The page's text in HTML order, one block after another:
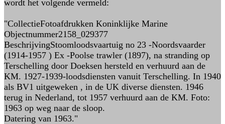
wordt het volgende vermeld:
"CollectieFotoafdrukken Koninklijke Marine
Objectnummer2158_029377
BeschrijvingStoomloodsvaartuig no 23 -Noordsvaarder
(1914-1957 ) Ex -Poolse trawler (1897), na stranding op
Terschelling door Doeksen hersteld en verhuurd aan de
KM. 1927-1939-loodsdiensten vanuit Terschelling. In 1940
als BV1 uitgeweken , in de UK diverse diensten. 1946
terug in Nederland, tot 1957 verhuurd aan de KM. Foto:
1963 op weg naar de sloop.
Datering van 1963."